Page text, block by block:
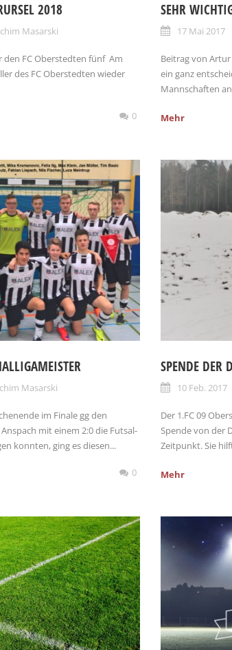
2018
Masarski
den FC Oberstedten fünf Am
des FC Oberstedten wieder
0
SEHR
17 Mai 2017
Beitrag von
ein ganz
Mannschaften
Mehr
Masarski
im Finale gg den
mit einem 2:0 die Futsal-
konnten, ging es diesen...
0
SPENDE DER
10 Feb. 2017
Der 1.FC 09
Spende von der
Zeitpunkt. Sie
Mehr